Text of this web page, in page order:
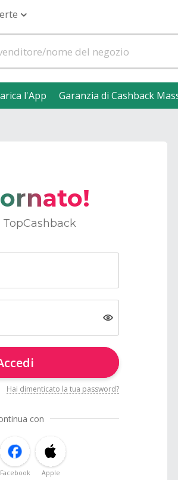
l'App Garanzia di Cashback
Hai dimenticato la tua password?
con
Facebook Apple